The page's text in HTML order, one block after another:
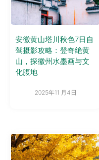
安徽黄山塔川秋色7日自
驾摄影攻略：登奇绝黄
山，探徽州水墨画与文
化腹地
2025年11 月4日